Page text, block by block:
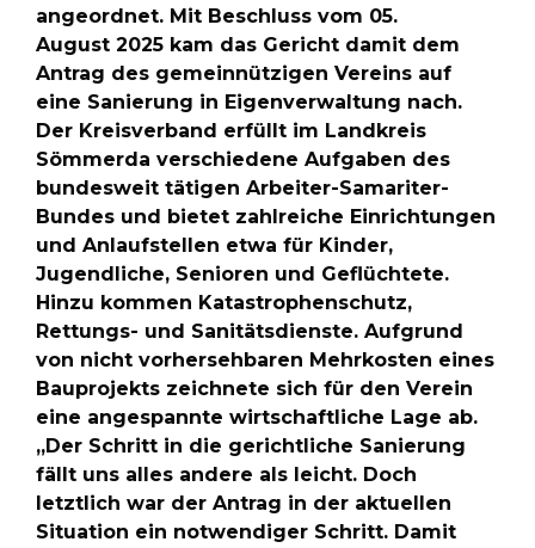
angeordnet. Mit Beschluss vom 05.
August 2025 kam das Gericht damit dem
Antrag des gemeinnützigen Vereins auf
eine Sanierung in Eigenverwaltung nach.
Der Kreisverband erfüllt im Landkreis
Sömmerda verschiedene Aufgaben des
bundesweit tätigen Arbeiter-Samariter-
Bundes und bietet zahlreiche Einrichtungen
und Anlaufstellen etwa für Kinder,
Jugendliche, Senioren und Geflüchtete.
Hinzu kommen Katastrophenschutz,
Rettungs- und Sanitätsdienste. Aufgrund
von nicht vorhersehbaren Mehrkosten eines
Bauprojekts zeichnete sich für den Verein
eine angespannte wirtschaftliche Lage ab.
„Der Schritt in die gerichtliche Sanierung
fällt uns alles andere als leicht. Doch
letztlich war der Antrag in der aktuellen
Situation ein notwendiger Schritt. Damit